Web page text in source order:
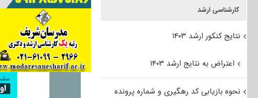
کارشناسی ارشد
نتایج کنکور ارشد ۱۴۰۳
اعتراض به نتایج ارشد ۱۴۰۳
نحوه بازیابی کد رهگیری و شماره پرونده